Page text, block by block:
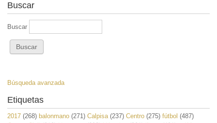
Buscar
Buscar
Búsqueda avanzada
Etiquetas
2017 (268) balonmano (271) Calpisa (237) Centro (275) fútbol (487)